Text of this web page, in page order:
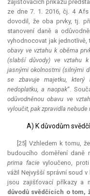
zajišťovacích příkazů
ze dne 7. 1. 2016, čj. 4 Afs
dovodil, že oba prvky, tj.
stanovení daně a
vyhodnocovat jak jednotlivě,
obavy ve vztahu k oběma
(slabší důvody) ve vztahu
jasnými okolnostmi (silnými
se zbavuje majetku, který
nedoplatku, a naopak“.
odůvodněnou obavu ve
vyloučit, pak zpravidla
A) K důvodům
[25] Vzhledem k tomu,
budoucího doměření daně
prima facievyloučeno, proti
vážil Nejvyšší správní soud
jsou zajišťovací příkazy a
důvodů svědčících o tom,